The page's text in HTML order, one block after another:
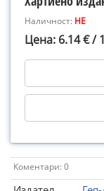
Наличност: НЕ
Цена: 6.14 € /
Коментари: 0